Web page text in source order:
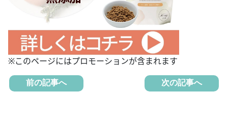
※このページにはプロモーションが含まれます
前の記事へ 次の記事へ